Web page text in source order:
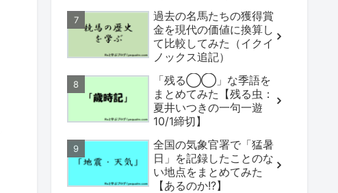
過去の名馬たちの獲得賞
金を現代の価値に換算し
て比較してみた（イクイ
ノックス追記）
「残る◯◯」な季語を
まとめてみた【残る虫：
夏井いつきの一句一遊
10/1締切】
全国の気象官署で「猛暑
日」を記録したことのな
い地点をまとめてみた
【あるのか!?】